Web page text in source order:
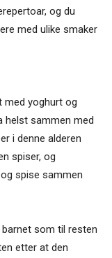
og du
med ulike smaker
med yoghurt og
helst sammen med
i denne alderen
spiser, og
spise sammen
som til resten
etter at den